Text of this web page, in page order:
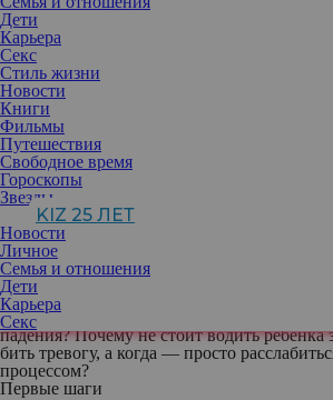
Дети
Карьера
Секс
Стиль жизни
Новости
Книги
Фильмы
Путешествия
Свободное время
Гороскопы
Звезды
KIZ 25 ЛЕТ
Новости
Личное
Семья и отношения
Дети
Карьера
Секс
Многие родители беспокоятся, наблюдая за
малыша. Они сравнивают его с другими
если ребенок не укладывается в
теряются в потоке противоречивой
от знакомых. Особенно волнительным
время, когда ребенок учится ходить —
в его развитии.
Чтобы помочь родителям разобраться в
публикуем отрывок из книги «Мама, я
терапевта Марии Гербутовой —
развития детей от 0 до 18 месяцев, в
мифы о первых шагах и дает взрослым
понимание, что происходит с их ребенком.
Из публикуемого фрагмента вы узнаете
— первых шагах и ходьбе. Как правильно
падения? Почему не стоит водить ребенка
бить тревогу, а когда — просто
процессом?
Первые шаги